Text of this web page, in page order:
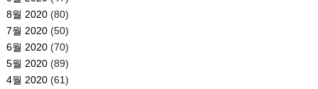
8월 2020(80)
7월 2020(50)
6월 2020(70)
5월 2020(89)
4월 2020(61)